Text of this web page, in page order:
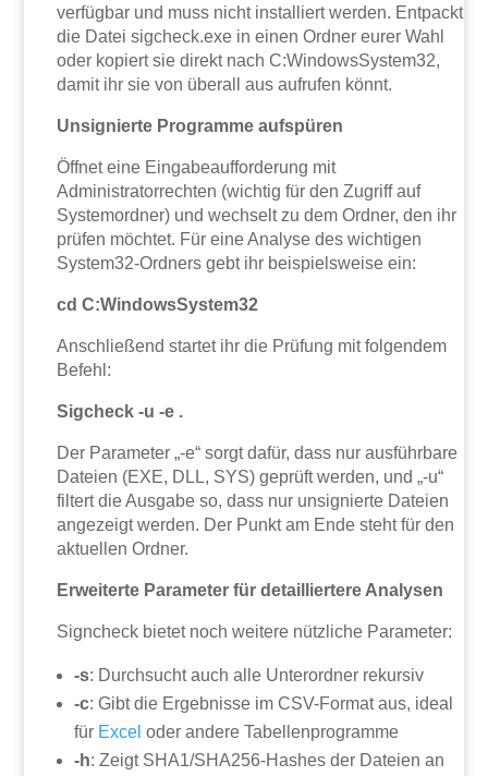
verfügbar und muss nicht installiert werden. Entpackt
die Datei sigcheck.exe in einen Ordner eurer Wahl
oder kopiert sie direkt nach C:WindowsSystem32,
damit ihr sie von überall aus aufrufen könnt.
Unsignierte Programme aufspüren
Öffnet eine Eingabeaufforderung mit
Administratorrechten (wichtig für den Zugriff auf
Systemordner) und wechselt zu dem Ordner, den ihr
prüfen möchtet. Für eine Analyse des wichtigen
System32-Ordners gebt ihr beispielsweise ein:
cd C:WindowsSystem32
Anschließend startet ihr die Prüfung mit folgendem
Befehl:
Sigcheck -u -e .
Der Parameter „-e“ sorgt dafür, dass nur ausführbare
Dateien (EXE, DLL, SYS) geprüft werden, und „-u“
filtert die Ausgabe so, dass nur unsignierte Dateien
angezeigt werden. Der Punkt am Ende steht für den
aktuellen Ordner.
Erweiterte Parameter für detailliertere Analysen
Signcheck bietet noch weitere nützliche Parameter:
-s: Durchsucht auch alle Unterordner rekursiv
-c: Gibt die Ergebnisse im CSV-Format aus, ideal
für Excel oder andere Tabellenprogramme
-h: Zeigt SHA1/SHA256-Hashes der Dateien an